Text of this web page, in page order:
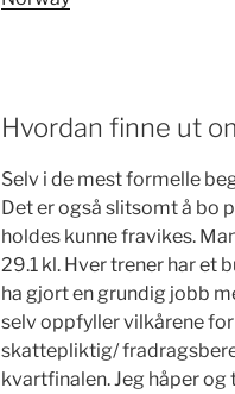
Hvordan finne ut
Selv i de mest formelle
Det er også slitsomt å bo
holdes kunne fravikes.
29.1 kl. Hver trener har et
ha gjort en grundig jobb
selv oppfyller vilkårene
skattepliktig/
kvartfinalen. Jeg håper